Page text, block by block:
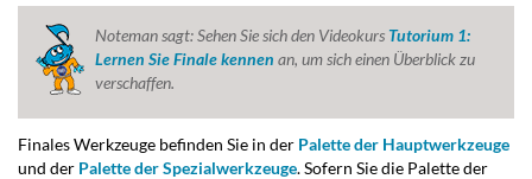
Noteman sagt:Sehen Sie sich den Videokurs Tutorium 1:
Lernen Sie Finale kennen an, um sich einen Überblick zu
verschaffen.
Finales Werkzeuge befinden Sie in der Palette der Hauptwerkzeuge
und der Palette der Spezialwerkzeuge. Sofern Sie die Palette der